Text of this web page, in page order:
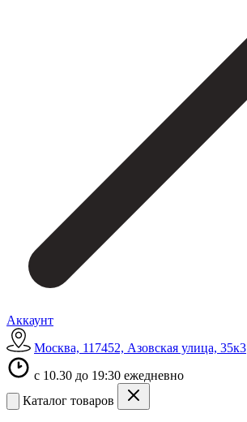
Аккаунт
Москва, 117452, Азовская улица, 35к3
с 10.30 до 19:30 ежедневно
Каталог товаров